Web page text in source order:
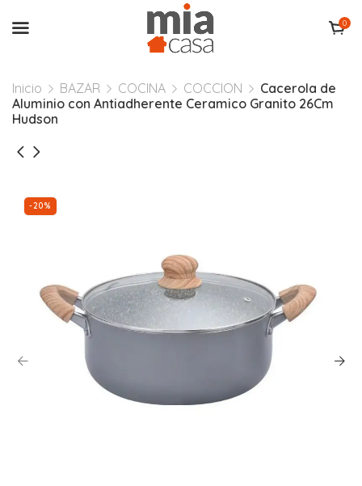
0
Inicio BAZAR COCINA COCCION
Cacerola de
Aluminio con Antiadherente Ceramico Granito 26Cm
Hudson
-20%